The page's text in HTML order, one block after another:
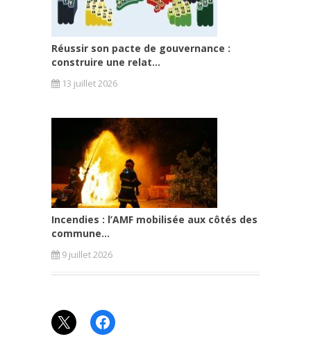
Réussir son pacte de gouvernance :
construire une relat...
13 juillet 2026
Incendies : l’AMF mobilisée aux côtés des
commune...
9 juillet 2026
X Facebook